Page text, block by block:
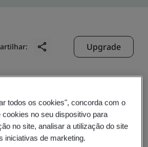
Upgrade
Prai,
todos os cookies", concorda com o
no seu dispositivo para
no site, analisar a utilização do site
iniciativas de marketing.